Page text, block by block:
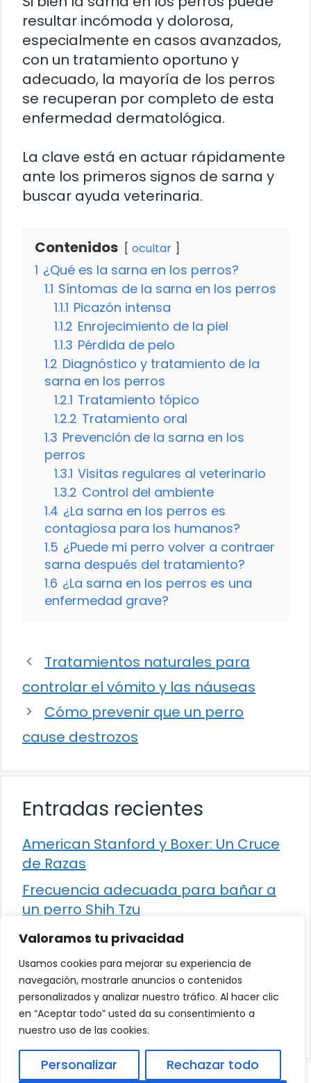
Valoramos tu privacidad
Usamos cookies para mejorar su experiencia de
navegación, mostrarle anuncios o contenidos
personalizados y analizar nuestro tráfico. Al hacer clic
en “Aceptar todo” usted da su consentimiento a
nuestro uso de las cookies.
Personalizar Rechazar todo
resultar incómoda y dolorosa,
especialmente en casos avanzados,
con un tratamiento oportuno y
adecuado, la mayoría de los perros
se recuperan por completo de esta
enfermedad dermatológica.
La clave está en actuar rápidamente
ante los primeros signos de sarna y
buscar ayuda veterinaria.
Contenidos ocultar
1 ¿Qué es la sarna en los perros?
1.1 Síntomas de la sarna en los perros
1.1.1 Picazón intensa
1.1.2 Enrojecimiento de la piel
1.1.3 Pérdida de pelo
1.2 Diagnóstico y tratamiento de la
sarna en los perros
1.2.1 Tratamiento tópico
1.2.2 Tratamiento oral
1.3 Prevención de la sarna en los
perros
1.3.1 Visitas regulares al veterinario
1.3.2 Control del ambiente
1.4 ¿La sarna en los perros es
contagiosa para los humanos?
1.5 ¿Puede mi perro volver a contraer
sarna después del tratamiento?
1.6 ¿La sarna en los perros es una
enfermedad grave?
Tratamientos naturales para
controlar el vómito y las náuseas
Cómo prevenir que un perro
cause destrozos
Entradas recientes
American Stanford y Boxer: Un Cruce
de Razas
Frecuencia adecuada para bañar a
un perro Shih Tzu
Comparación entre Apache Storm y
Spark Streaming
Cómo detener la diarrea en un gato
¿Los frutos rojos son seguros para
que los perros los consuman?